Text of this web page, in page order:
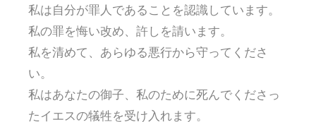
私は自分が罪人であることを認識しています。
私の罪を悔い改め、許しを請います。
私を清めて、あらゆる悪行から守ってくださ
い。
私はあなたの御子、私のために死んでくださっ
たイエスの犠牲を受け入れます。